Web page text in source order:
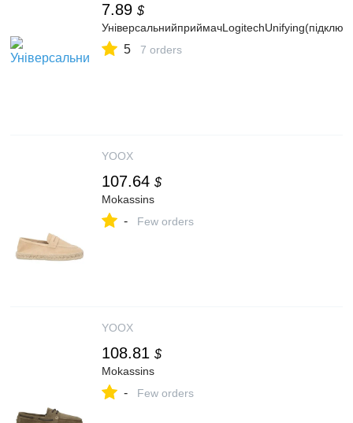
7.89 $
5 7 orders
YOOX
107.64 $
Mokassins
- Few orders
YOOX
108.81 $
Mokassins
- Few orders